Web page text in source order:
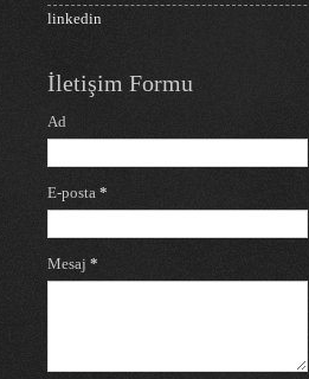
linkedin
İletişim Formu
Ad
E-posta *
Mesaj *